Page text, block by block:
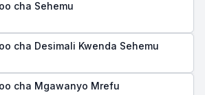
cha Sehemu
cha Desimali Kwenda Sehemu
cha Mgawanyo Mrefu